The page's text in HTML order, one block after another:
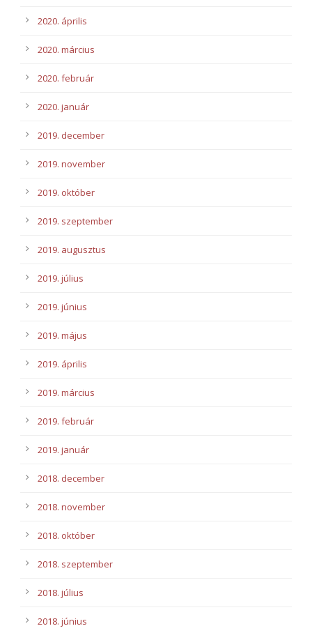
2020. április
2020. március
2020. február
2020. január
2019. december
2019. november
2019. október
2019. szeptember
2019. augusztus
2019. július
2019. június
2019. május
2019. április
2019. március
2019. február
2019. január
2018. december
2018. november
2018. október
2018. szeptember
2018. július
2018. június